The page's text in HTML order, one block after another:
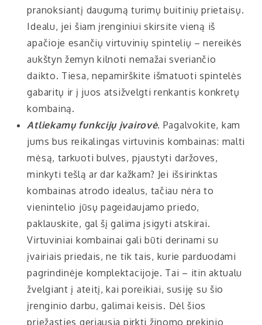
pranoksiantį daugumą turimų buitinių prietaisų.
Idealu, jei šiam įrenginiui skirsite vieną iš
apačioje esančių virtuvinių spintelių – nereikės
aukštyn žemyn kilnoti nemažai sveriančio
daikto. Tiesa, nepamirškite išmatuoti spintelės
gabaritų ir į juos atsižvelgti renkantis konkretų
kombainą.
Atliekamų funkcijų įvairovė. Pagalvokite, kam
jums bus reikalingas virtuvinis kombainas: malti
mėsą, tarkuoti bulves, pjaustyti daržoves,
minkyti tešlą ar dar kažkam? Jei išsirinktas
kombainas atrodo idealus, tačiau nėra to
vienintelio jūsų pageidaujamo priedo,
paklauskite, gal šį galima įsigyti atskirai.
Virtuviniai kombainai gali būti derinami su
įvairiais priedais, ne tik tais, kurie parduodami
pagrindinėje komplektacijoje. Tai – itin aktualu
žvelgiant į ateitį, kai poreikiai, susiję su šio
įrenginio darbu, galimai keisis. Dėl šios
priežasties geriausia pirkti žinomo prekinio